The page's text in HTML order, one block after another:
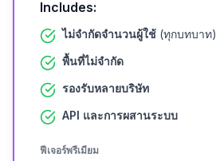
Includes:
ไม่จำกัดจำนวนผู้ใช้ (ทุกบทบาท)
พื้นที่ไม่จำกัด
รองรับหลายบริษัท
API และการผสานระบบ
ฟีเจอร์พรีเมียม